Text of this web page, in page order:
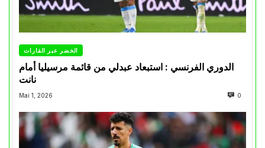
الخضر عبر القارات
الدوري الفرنسي : استبعاد عبدلي من قائمة مرسيليا أمام
نانت
Mai 1, 2026 0